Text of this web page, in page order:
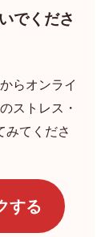
でくださ
らオンライ
ストレス・
てくださ
する